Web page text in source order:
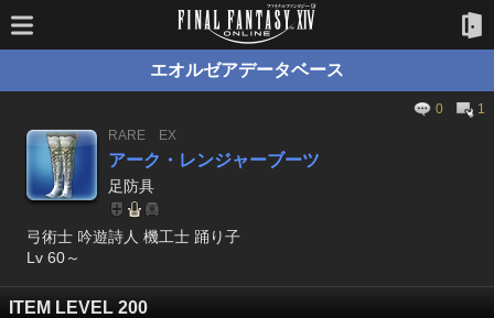
エオルゼアデータベース
0
1
RARE
EX
アーク・レンジャーブーツ
足防具
弓術士 吟遊詩人 機工士 踊り子
Lv 60～
ITEM LEVEL 200